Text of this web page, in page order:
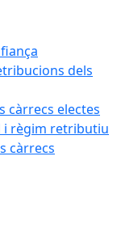
dels
càrrecs electes
i règim retributiu
càrrecs